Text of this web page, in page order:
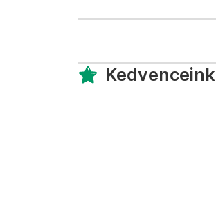
Kedvenceink